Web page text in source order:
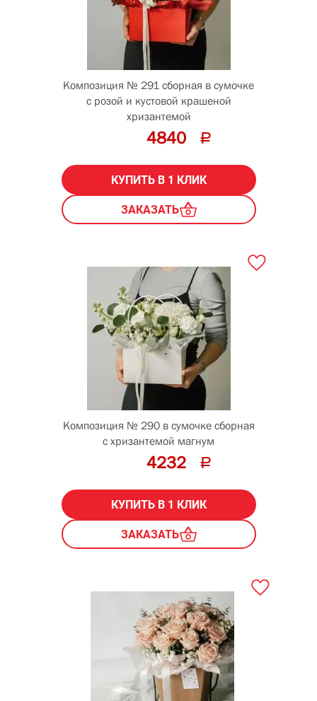
Композиция № 291 сборная в сумочке
с розой и кустовой крашеной
хризантемой
4840
КУПИТЬ В 1 КЛИК
ЗАКАЗАТЬ
Композиция № 290 в сумочке сборная
с хризантемой магнум
4232
КУПИТЬ В 1 КЛИК
ЗАКАЗАТЬ